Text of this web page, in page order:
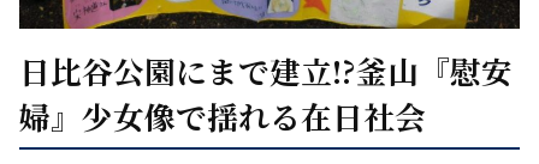
日比谷公園にまで建立!?釜山『慰安
婦』少女像で揺れる在日社会